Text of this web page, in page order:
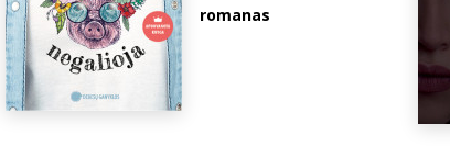
romanas